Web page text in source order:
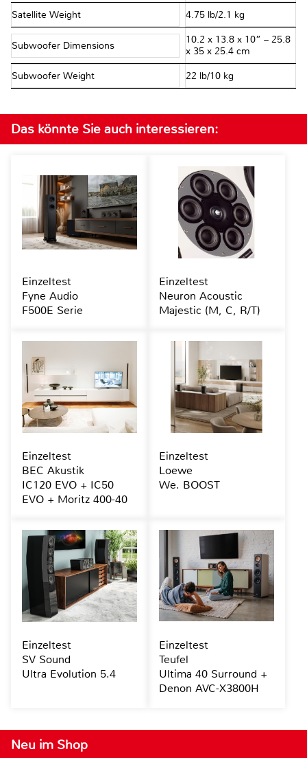
Satellite Weight 4.75 lb/2.1 kg
Subwoofer Dimensions
10.2 x 13.8 x 10” – 25.8
x 35 x 25.4 cm
Subwoofer Weight 22 lb/10 kg
Neu im Shop
Das könnte Sie auch interessieren:
Einzeltest
Fyne Audio
F500E Serie
Einzeltest
Neuron Acoustic
Majestic (M, C, R/T)
Einzeltest
BEC Akustik
IC120 EVO + IC50
EVO + Moritz 400-40
Einzeltest
Loewe
We. BOOST
Einzeltest
SV Sound
Ultra Evolution 5.4
Einzeltest
Teufel
Ultima 40 Surround +
Denon AVC-X3800H